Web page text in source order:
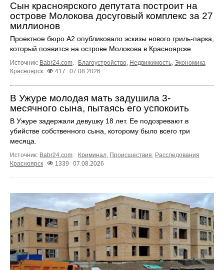
Сын красноярского депутата построит на
острове Молокова досуговый комплекс за 27
миллионов
Проектное бюро А2 опубликовало эскизы нового гриль-парка,
который появится на острове Молокова в Красноярске.
Источник: Babr24.com. Благоустройство, Недвижимость, Экономика
Красноярск
417 07.08.2026
В Ужуре молодая мать задушила 3-
месячного сына, пытаясь его успокоить
В Ужуре задержали девушку 18 лет. Ее подозревают в
убийстве собственного сына, которому было всего три
месяца.
Источник: Babr24.com. Криминал, Происшествия, Расследования
Красноярск
1339 07.08.2026